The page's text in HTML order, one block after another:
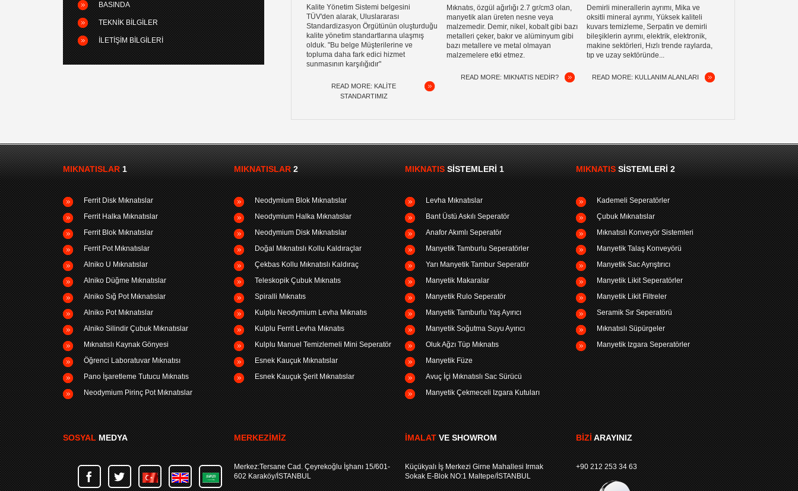
BASINDA
TEKNIK BILGILER
İLETIŞIM BILGILERI
Kalite Yönetim Sistemi belgesini
TÜV'den alarak, Uluslararası
Standardizasyon Örgütünün oluşturduğu
kalite yönetim standartlarına ulaşmış
olduk. "Bu belge Müşterilerine ve
topluma daha fark edici hizmet
sunmasının karşılığıdır"
READ MORE: KALITE
STANDARTIMIZ
Mıknatıs, özgül ağırlığı 2.7 gr/cm3 olan,
manyetik alan üreten nesne veya
malzemedir. Demir, nikel, kobalt gibi bazı
metalleri çeker, bakır ve alüminyum gibi
bazı metallere ve metal olmayan
malzemelere etki etmez.
READ MORE: MIKNATIS NEDIR?
Demirli minerallerin ayrımı, Mika ve
oksitli mineral ayrımı, Yüksek kaliteli
kuvars temizleme, Serpatin ve demirli
bileşiklerin ayrımı, elektrik, elektronik,
makine sektörleri, Hızlı trende raylarda,
tıp ve uzay sektöründe...
READ MORE: KULLANIM ALANLARI
MIKNATISLAR1
Ferrit Disk Mıknatıslar
Ferrit Halka Mıknatıslar
Ferrit Blok Mıknatıslar
Ferrit Pot Mıknatıslar
Alniko U Mıknatıslar
Alniko Düğme Mıknatıslar
Alniko Sığ Pot Mıknatıslar
Alniko Pot Mıknatıslar
Alniko Silindir Çubuk Mıknatıslar
Mıknatıslı Kaynak Gönyesi
Öğrenci Laboratuvar Mıknatısı
Pano İşaretleme Tutucu Mıknatıs
Neodymium Pirinç Pot Mıknatıslar
MIKNATISLAR2
Neodymium Blok Mıknatıslar
Neodymium Halka Mıknatıslar
Neodymium Disk Mıknatıslar
Doğal Mıknatıslı Kollu Kaldıraçlar
Çekbas Kollu Mıknatıslı Kaldıraç
Teleskopik Çubuk Mıknatıs
Spiralli Mıknatıs
Kulplu Neodymium Levha Mıknatıs
Kulplu Ferrit Levha Mıknatıs
Kulplu Manuel Temizlemeli Mini Seperatör
Esnek Kauçuk Mıknatıslar
Esnek Kauçuk Şerit Mıknatıslar
MIKNATISSISTEMLERI 1
Levha Mıknatıslar
Bant Üstü Askılı Seperatör
Anafor Akımlı Seperatör
Manyetik Tamburlu Seperatörler
Yarı Manyetik Tambur Seperatör
Manyetik Makaralar
Manyetik Rulo Seperatör
Manyetik Tamburlu Yaş Ayırıcı
Manyetik Soğutma Suyu Ayırıcı
Oluk Ağzı Tüp Mıknatıs
Manyetik Füze
Avuç İçi Mıknatıslı Sac Sürücü
Manyetik Çekmeceli Izgara Kutuları
MIKNATISSISTEMLERI 2
Kademeli Seperatörler
Çubuk Mıknatıslar
Mıknatıslı Konveyör Sistemleri
Manyetik Talaş Konveyörü
Manyetik Sac Ayrıştırıcı
Manyetik Likit Seperatörler
Manyetik Likit Filtreler
Seramik Sır Seperatörü
Mıknatıslı Süpürgeler
Manyetik Izgara Seperatörler
SOSYALMEDYA MERKEZIMIZ
Merkez:Tersane Cad. Çeyrekoğlu İşhanı 15/601-
602 Karaköy/İSTANBUL
İMALATVE SHOWROM
Küçükyalı İş Merkezi Girne Mahallesi Irmak
Sokak E-Blok NO:1 Maltepe/İSTANBUL
BIZIARAYINIZ
+90 212 253 34 63